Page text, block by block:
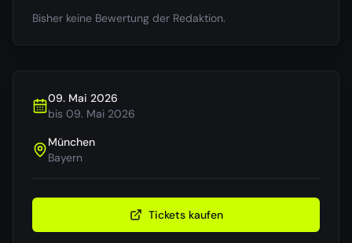
Bisher keine Bewertung der Redaktion.
09. Mai 2026
bis 09. Mai 2026
München
Bayern
Tickets kaufen